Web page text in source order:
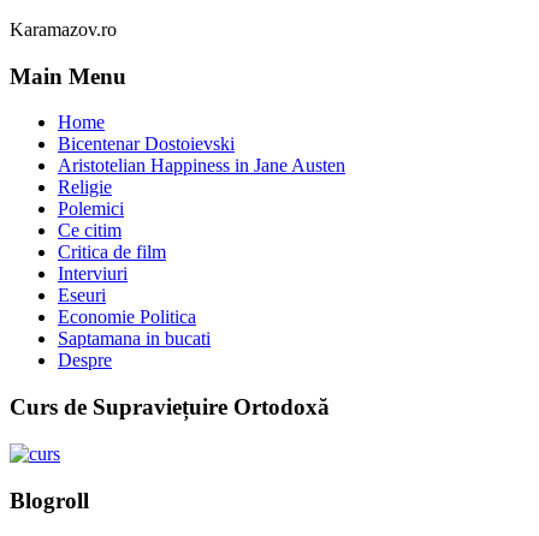
Karamazov.ro
Main Menu
Home
Bicentenar Dostoievski
Aristotelian Happiness in Jane Austen
Religie
Polemici
Ce citim
Critica de film
Interviuri
Eseuri
Economie Politica
Saptamana in bucati
Despre
Curs de Supraviețuire Ortodoxă
Blogroll